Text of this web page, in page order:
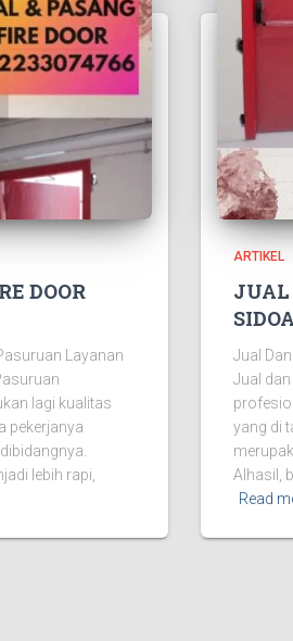
DOOR
Layanan
lagi kualitas
pekerjanya
lebih rapi,
ARTIKEL
JUAL
Jual
Jual
yang di
Alhasil,
Read